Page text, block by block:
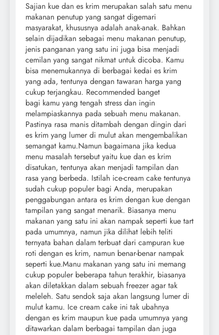
Sajian kue dan es krim merupakan salah satu menu
makanan penutup yang sangat digemari
masyarakat, khususnya adalah anak-anak. Bahkan
selain dijadikan sebagai menu makanan penutup,
jenis panganan yang satu ini juga bisa menjadi
cemilan yang sangat nikmat untuk dicoba. Kamu
bisa menemukannya di berbagai kedai es krim
yang ada, tentunya dengan tawaran harga yang
cukup terjangkau. Recommended banget
bagi kamu yang tengah stress dan ingin
melampiaskannya pada sebuah menu makanan.
Pastinya rasa manis ditambah dengan dingin dari
es krim yang lumer di mulut akan mengembalikan
semangat kamu.Namun bagaimana jika kedua
menu masalah tersebut yaitu kue dan es krim
disatukan, tentunya akan menjadi tampilan dan
rasa yang berbeda. Istilah ice-cream cake tentunya
sudah cukup populer bagi Anda, merupakan
penggabungan antara es krim dengan kue dengan
tampilan yang sangat menarik. Biasanya menu
makanan yang satu ini akan nampak seperti kue tart
pada umumnya, namun jika dilihat lebih teliti
ternyata bahan dalam terbuat dari campuran kue
roti dengan es krim, namun benar-benar nampak
seperti kue.Manu makanan yang satu ini memang
cukup populer beberapa tahun terakhir, biasanya
akan diletakkan dalam sebuah freezer agar tak
meleleh. Satu sendok saja akan langsung lumer di
mulut kamu. Ice cream cake ini tak ubahnya
dengan es krim maupun kue pada umumnya yang
ditawarkan dalam berbagai tampilan dan juga